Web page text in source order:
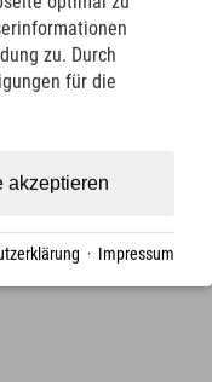
zu. Durch
für die
akzeptieren
· Impressum